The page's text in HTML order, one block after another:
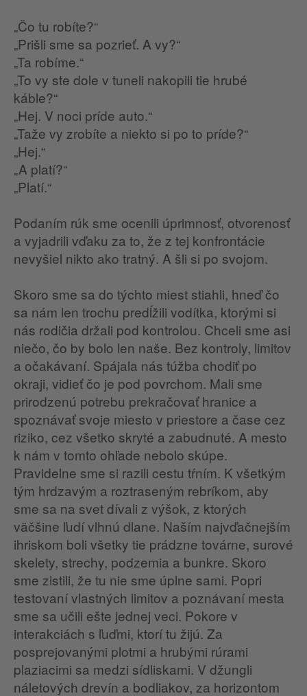
„Čo tu robíte?“
„Prišli sme sa pozrieť. A vy?“
„Ta robíme.“
„To vy ste dole v tuneli nakopili tie hrubé
káble?“
„Hej. V noci príde auto.“
„Taže vy zrobíte a niekto si po to príde?“
„Hej.“
„A platí?“
„Platí.“
Podaním rúk sme ocenili úprimnosť, otvorenosť
a vyjadrili vďaku za to, že z tej konfrontácie
nevyšiel nikto ako tratný. A šli si po svojom.
Skoro sme sa do týchto miest stiahli, hneď čo
sa nám len trochu predĺžili vodítka, ktorými si
nás rodičia držali pod kontrolou. Chceli sme asi
niečo, čo by bolo len naše. Bez kontroly, limitov
a očakávaní. Spájala nás túžba chodiť po
okraji, vidieť čo je pod povrchom. Mali sme
prirodzenú potrebu prekračovať hranice a
spoznávať svoje miesto v priestore a čase cez
riziko, cez všetko skryté a zabudnuté. A mesto
k nám v tomto ohľade nebolo skúpe.
Pravidelne sme si razili cestu tŕním. K všetkým
tým hrdzavým a roztraseným rebríkom, aby
sme sa na svet dívali z výšok, z ktorých
väčšine ľudí vlhnú dlane. Naším najvďačnejším
ihriskom boli všetky tie prádzne továrne, surové
skelety, strechy, podzemia a bunkre. Skoro
sme zistili, že tu nie sme úplne sami. Popri
testovaní vlastných limitov a poznávaní mesta
sme sa učili ešte jednej veci. Pokore v
interakciách s ľuďmi, ktorí tu žijú. Za
posprejovanými plotmi a hrubými rúrami
plaziacimi sa medzi sídliskami. V džungli
náletových drevín a bodliakov, za horizontom